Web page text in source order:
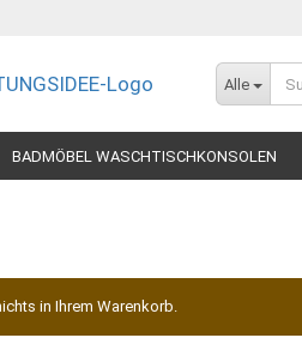
Alle
BADMÖBEL WASCHTISCHKONSOLEN
in Ihrem Warenkorb.